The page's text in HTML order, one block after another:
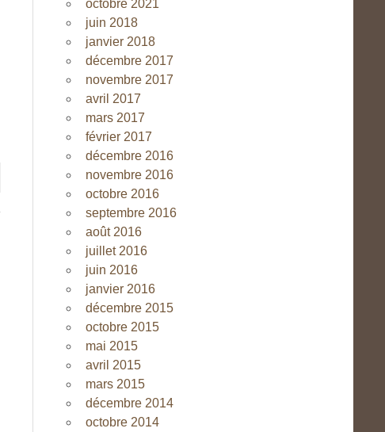
octobre 2021
juin 2018
janvier 2018
décembre 2017
novembre 2017
avril 2017
mars 2017
février 2017
décembre 2016
novembre 2016
octobre 2016
septembre 2016
août 2016
juillet 2016
juin 2016
janvier 2016
décembre 2015
octobre 2015
mai 2015
avril 2015
mars 2015
décembre 2014
octobre 2014